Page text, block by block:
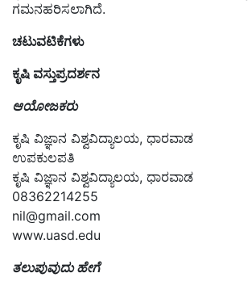
ಗಮನಹರಿಸಲಾಗಿದೆ.
ಚಟುವಟಿಕೆಗಳು
ಕೃಷಿ ವಸ್ತುಪ್ರದರ್ಶನ
ಆಯೋಜಕರು
ಕೃಷಿ ವಿಜ್ಞಾನ ವಿಶ್ವವಿದ್ಯಾಲಯ, ಧಾರವಾಡ
ಉಪಕುಲಪತಿ
ಕೃಷಿ ವಿಜ್ಞಾನ ವಿಶ್ವವಿದ್ಯಾಲಯ, ಧಾರವಾಡ
08362214255
nil@gmail.com
www.uasd.edu
ತಲುಪುವುದು ಹೇಗೆ